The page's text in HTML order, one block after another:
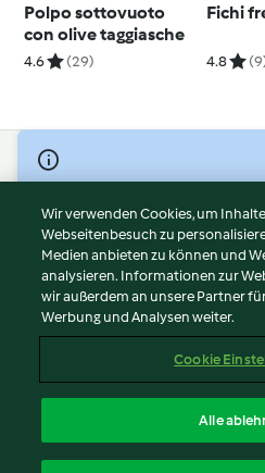
Polpo sottovuoto
con olive taggiasche
4.6 (29)
Fichi
4.8
© Copyright 2026
Nutzungsbedingungen
Datenschutzrichtlinien
Disclaimer
Impressum
Cookies
Abo kündigen
Erklärung zur Barrierefreiheit
Wir verwenden Cookies, um
Webseitenbesuch zu
Medien anbieten zu können und
analysieren. Informationen zur
wir außerdem an unsere Partner
Werbung und Analysen weiter.
Cookie
Alle